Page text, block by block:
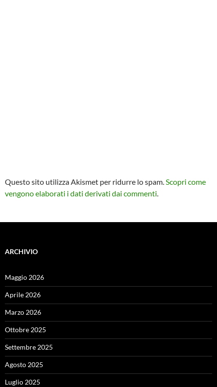
Questo sito utilizza Akismet per ridurre lo spam.Scopri come
vengono elaborati i dati derivati dai commenti.
ARCHIVIO
Maggio 2026
Aprile 2026
Marzo 2026
Ottobre 2025
Settembre 2025
Agosto 2025
Luglio 2025